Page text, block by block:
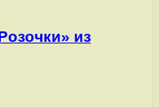
из